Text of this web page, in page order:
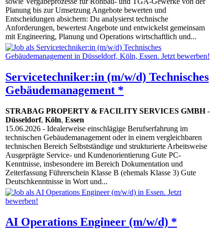
Planung bis zur Umsetzung Angebote bewerten und
Entscheidungen absichern: Du analysierst technische
Anforderungen, bewertest Angebote und entwickelst gemeinsam
mit Engineering, Planung und Operations wirtschaftlich und...
Servicetechniker:in (m/w/d) Technisches
Gebäudemanagement *
STRABAG PROPERTY & FACILITY SERVICES GMBH-
Düsseldorf, Köln, Essen
15.06.2026 - Idealerweise einschlägige Berufserfahrung im
technischen Gebäudemanagement oder in einem vergleichbaren
technischen Bereich Selbstständige und strukturierte Arbeitsweise
Ausgeprägte Service- und Kundenorientierung Gute PC-
Kenntnisse, insbesondere im Bereich Dokumentation und
Zeiterfassung Führerschein Klasse B (ehemals Klasse 3) Gute
Deutschkenntnisse in Wort und...
AI Operations Engineer (m/w/d) *